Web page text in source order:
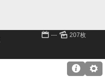
📅 --- 🌄 207枚
⚙
